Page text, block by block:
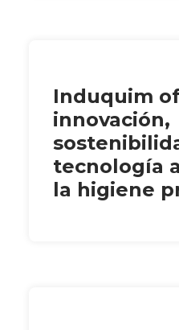
Induquim
innovación,
tecnología
la higiene